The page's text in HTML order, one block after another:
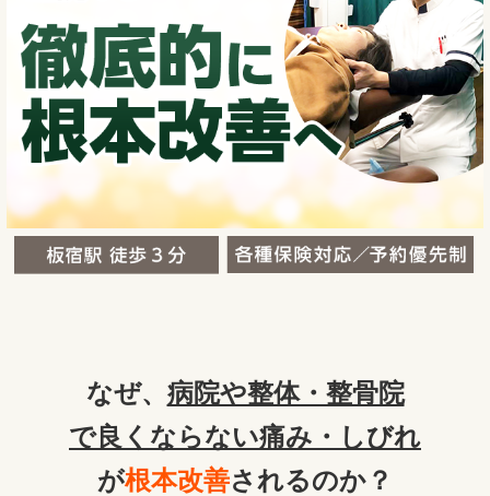
なぜ、 病院や整体・整骨院
で良くならない痛み・しびれ
が根本改善されるのか？